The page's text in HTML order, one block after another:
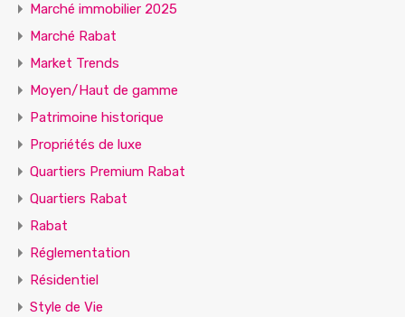
Marché immobilier 2025
Marché Rabat
Market Trends
Moyen/Haut de gamme
Patrimoine historique
Propriétés de luxe
Quartiers Premium Rabat
Quartiers Rabat
Rabat
Réglementation
Résidentiel
Style de Vie